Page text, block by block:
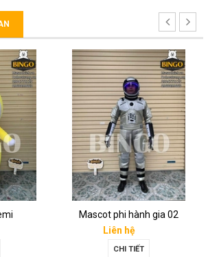
Mascot phi hành gia 02
Liên hệ
CHI TIẾT